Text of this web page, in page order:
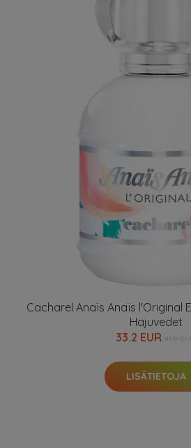
Cacharel Anaïs Anaïs l'Original
Hajuvedet
33.2 EUR
LISÄTIETOJA